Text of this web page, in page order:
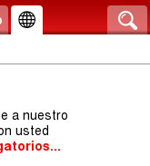
a nuestro
usted